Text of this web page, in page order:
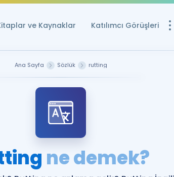
ve Kaynaklar Katılımcı Görüşleri
YDS ve YÖKDİL
Rehberlik Aracı
Ana Sayfa Sözlük rutting
ne demek?